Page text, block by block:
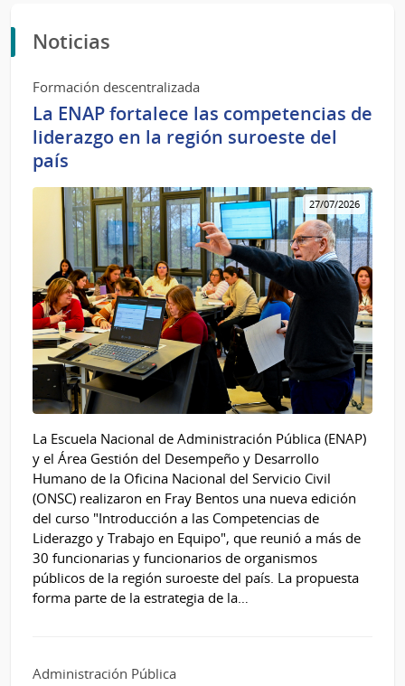
Noticias
Formación descentralizada
La ENAP fortalece las competencias de
liderazgo en la región suroeste del
país
27/07/2026
La Escuela Nacional de Administración Pública (ENAP)
y el Área Gestión del Desempeño y Desarrollo
Humano de la Oficina Nacional del Servicio Civil
(ONSC) realizaron en Fray Bentos una nueva edición
del curso "Introducción a las Competencias de
Liderazgo y Trabajo en Equipo", que reunió a más de
30 funcionarias y funcionarios de organismos
públicos de la región suroeste del país. La propuesta
forma parte de la estrategia de la…
Administración Pública